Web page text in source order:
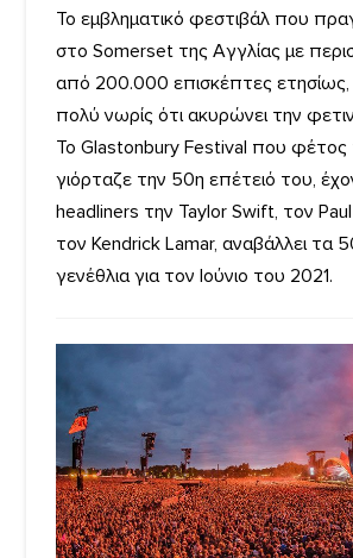
Το εμβληματικό φεστιβάλ που
στο Somerset της Αγγλίας με
από 200.000 επισκέπτες
πολύ νωρίς ότι ακυρώνει την
Το Glastonbury Festival που φέτος
γιόρταζε την 50η επέτειό του,
headliners την Taylor Swift, τον
τον Kendrick Lamar, αναβάλλει τα
γενέθλια για τον Ιούνιο του 2021.